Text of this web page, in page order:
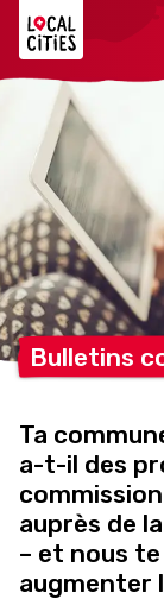
Bulletins
Ta
a-t-il des
auprès de
– et nous
augmenter